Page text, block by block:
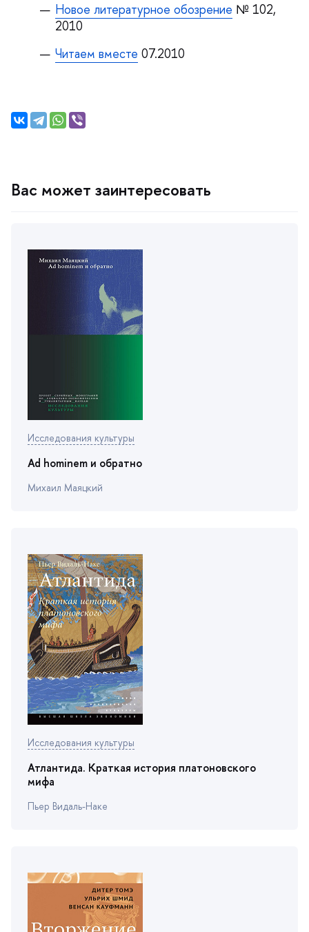
Новое литературное обозрение № 102,
2010
Читаем вместе 07.2010
ас может заинтересовать
Исследования культуры
Ad hominem и обратно
Михаил Маяцкий
Исследования культуры
Атлантида. Краткая история платоновского
мифа
Пьер Видаль-Наке